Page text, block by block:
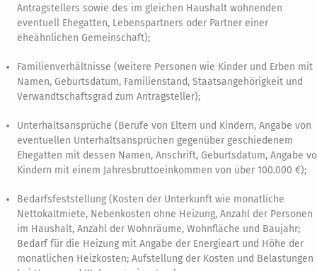
Antragstellers sowie des im gleichen Haushalt wohnenden
eventuell Ehegatten, Lebenspartners oder Partner einer
eheähnlichen Gemeinschaft);
Familienverhältnisse (weitere Personen wie Kinder und Erben mit
Namen, Geburtsdatum, Familienstand, Staatsangehörigkeit und
Verwandtschaftsgrad zum Antragsteller);
Unterhaltsansprüche (Berufe von Eltern und Kindern, Angabe von
eventuellen Unterhaltsansprüchen gegenüber geschiedenem
Ehegatten mit dessen Namen, Anschrift, Geburtsdatum, Angabe
Kindern mit einem Jahresbruttoeinkommen von über 100.000 €);
Bedarfsfeststellung (Kosten der Unterkunft wie monatliche
Nettokaltmiete, Nebenkosten ohne Heizung, Anzahl der Personen
im Haushalt, Anzahl der Wohnräume, Wohnfläche und Baujahr;
Bedarf für die Heizung mit Angabe der Energieart und Höhe der
monatlichen Heizkosten; Aufstellung der Kosten und Belastungen